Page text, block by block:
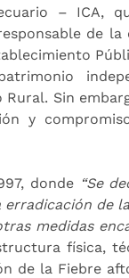
– ICA,
de
Sin
y
donde “Se
de
medidas
física,
de la Fiebre